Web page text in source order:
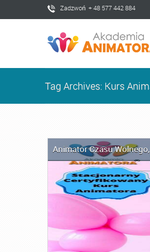
Zadzwoń + 48 577 442 884
Tag Archives: Kurs
Animator Czasu Wolnego